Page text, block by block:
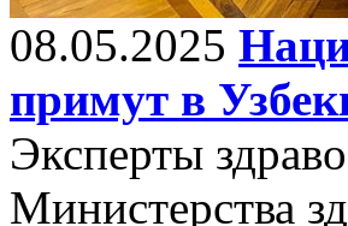
08.05.2025
примут в
Эксперты
Министерства